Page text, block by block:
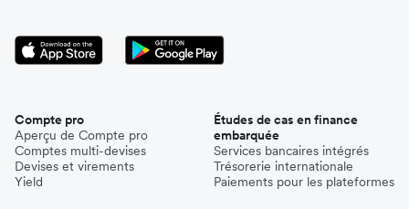
Compte pro
Aperçu de Compte pro
Comptes multi-devises
Devises et virements
Yield
Études de cas en finance
embarquée
Services bancaires intégrés
Trésorerie internationale
Paiements pour les plateformes